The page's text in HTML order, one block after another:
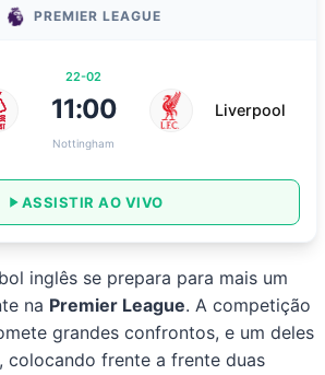
PREMIER LEAGUE
22-02
11:00
Nottingham
Liverpool
ASSISTIR AO VIVO
inglês se prepara para mais um
na Premier League. A competição
grandes confrontos, e um deles
colocando frente a frente duas